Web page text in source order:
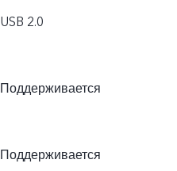
USB 2.0
Поддерживается
Поддерживается